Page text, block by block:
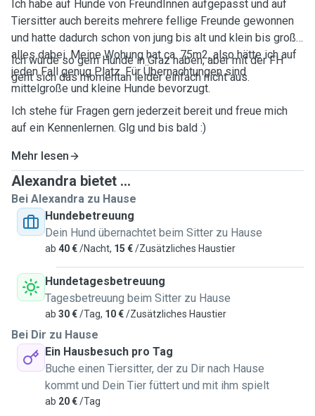
Ich habe auf Hunde von FreundInnen aufgepasst und auf
Tiersitter auch bereits mehrere fellige Freunde gewonnen
und hatte dadurch schon von jung bis alt und klein bis groß
alles dabei. Meine Wohung hat ca. 75m2, also hätte ich auf
jeden Fall genug Platz. Für Übernachtungen sind
mittelgroße und kleine Hunde bevorzugt.
Ich würde so gern Hunde in Graz haben, aber mit der FH
geht sich das momentan leider einfach nicht aus.
Ich stehe für Fragen gern jederzeit bereit und freue mich
auf ein Kennenlernen. Glg und bis bald :)
Mehr lesen
Alexandra bietet ...
Bei Alexandra zu Hause
Hundebetreuung
Dein Hund übernachtet beim Sitter zu Hause
ab 40 €/Nacht, 15 €/Zusätzliches Haustier
Hundetagesbetreuung
Tagesbetreuung beim Sitter zu Hause
ab 30 €/Tag, 10 €/Zusätzliches Haustier
Bei Dir zu Hause
Ein Hausbesuch pro Tag
Buche einen Tiersitter, der zu Dir nach Hause
kommt und Dein Tier füttert und mit ihm spielt
ab 20 €/Tag